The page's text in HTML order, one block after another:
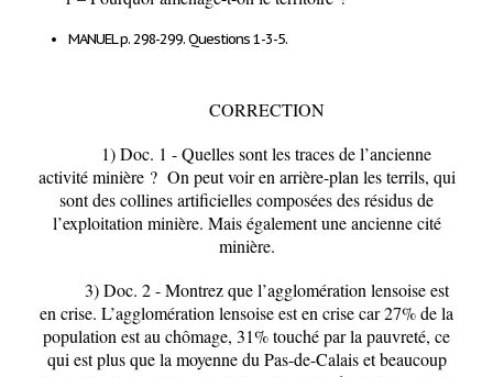
MANUEL p. 298-299. Questions 1-3-5.
CORRECTION
1)Doc. 1 -Quelles sont les traces de l’ancienne
activité minière ? On peut voir en arrière-plan les terrils, qui
sont des collines artificielles composées des résidus de
l’exploitation minière. Mais également une ancienne cité
minière.
3)Doc. 2 -Montrez que l’agglomération lensoise est
en crise. L’agglomération lensoise est en crise car 27% de la
population est au chômage, 31% touché par la pauvreté, ce
qui est plus que la moyenne du Pas-de-Calais et beaucoup